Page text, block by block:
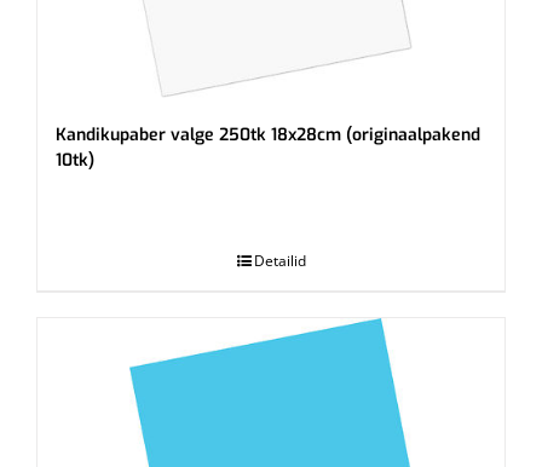
Kandikupaber valge 250tk 18x28cm (originaalpakend
10tk)
Detailid